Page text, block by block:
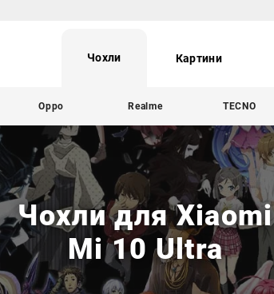
Чохли Картини
Oppo Realme TECNO
Чохли для Xiaomi
Mi 10 Ultra